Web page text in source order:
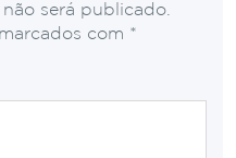
será publicado.
com *